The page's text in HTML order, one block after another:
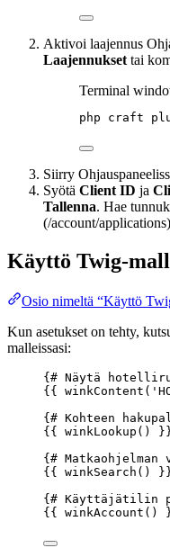
Aktivoi laajennus
Laajennukset tai
Terminal
php craft
Siirry
Syötä Client ID ja
Tallenna. Hae
(/account/
Käyttö Twig-
Osio nimeltä “Käyttö
Kun asetukset on tehty,
malleissasi:
{# Näytä
{{ winkContent ( '
{# Kohteen
{{ winkLookup ()
{#
{{ winkSearch ()
{# Käyttäjätilin
{{ winkAccount ()